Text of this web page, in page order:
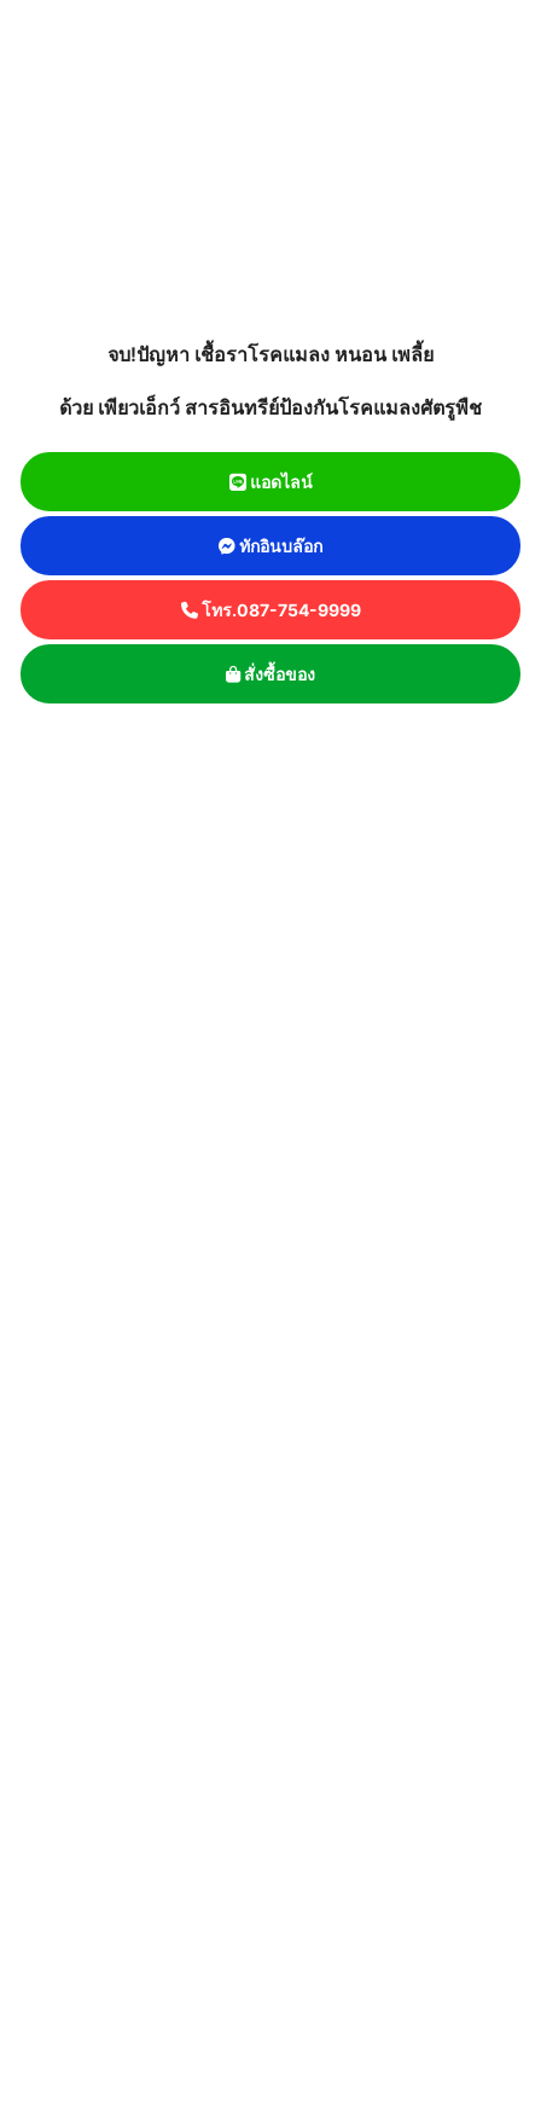
จบ!ปัญหา เชื้อราโรคแมลง หนอน เพลี้ย
ด้วย เพียวเอ็กว์ สารอินทรีย์ป้องกันโรคแมลงศัตรูพืช
แอดไลน์
ทักอินบล๊อก
โทร.087-754-9999
สั่งซื้อของ